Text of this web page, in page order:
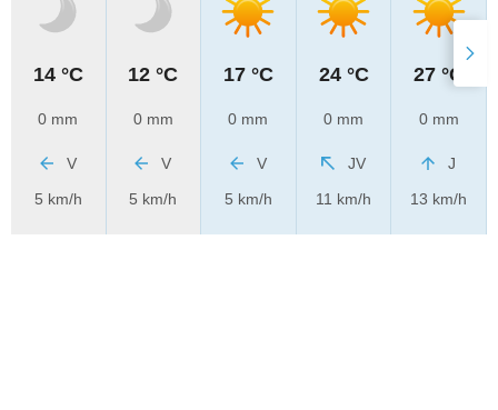
14 °C
0 mm
V
5 km/h
12 °C
0 mm
V
5 km/h
17 °C
0 mm
V
5 km/h
24 °C
0 mm
JV
11 km/h
27 °C
0 mm
J
13 km/h